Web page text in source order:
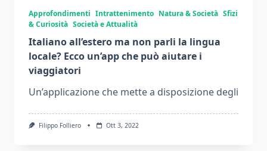
Approfondimenti Intrattenimento Natura & Società Sfizi
& Curiosità Società e Attualità
Italiano all’estero ma non parli la lingua
locale? Ecco un’app che può aiutare i
viaggiatori
Un’applicazione che mette a disposizione degli
Filippo Folliero Ott 3, 2022